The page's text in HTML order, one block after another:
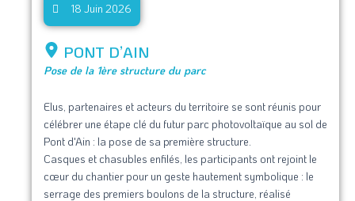
18 Juin 2026
PONT D’AIN
Pose de la 1ère structure du parc
Elus, partenaires et acteurs du territoire se sont réunis pour
célébrer une étape clé du futur parc photovoltaïque au sol de
Pont d'Ain : la pose de sa première structure.
Casques et chasubles enfilés, les participants ont rejoint le
cœur du chantier pour un geste hautement symbolique : le
serrage des premiers boulons de la structure, réalisé